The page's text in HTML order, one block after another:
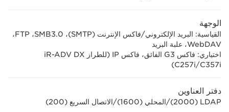
الوجهة
القياسية: البريد الإلكتروني/فاكس الإنترنت (SMTP)،‏ SMB3.0،‏ FTP،‏
WebDAV،‏ علبة البريد
اختياري: فاكس G3 الفائق، فاكس IP (للطراز iR-ADV DX
C357i‏/C257i)
دفتر العناوين
LDAP ‏(2000)/المحلي (1600)/الاتصال السريع (200)